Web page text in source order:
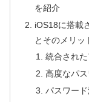
を紹介
iOS18に搭載
とそのメリッ
統合され
高度なパ
パスワー